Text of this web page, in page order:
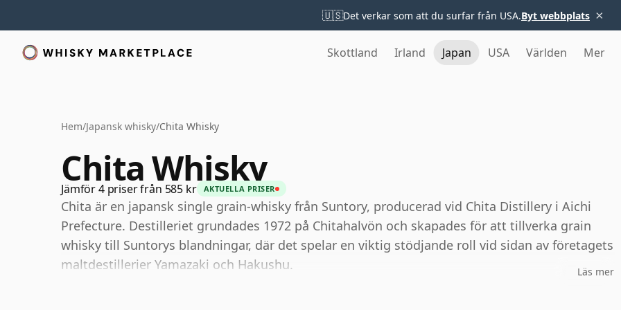
🇺🇸Det verkar som att du surfar från USA.Byt webbplats ×
Skottland Irland Japan USA Världen Mer
Hem/Japansk whisky/Chita Whisky
Chita Whisky
Jämför 4 priser från 585 kr AKTUELLA PRISER
Chita är en japansk single grain-whisky från Suntory, producerad vid Chita Distillery i Aichi
Prefecture. Destilleriet grundades 1972 på Chitahalvön och skapades för att tillverka grain
whisky till Suntorys blandningar, där det spelar en viktig stödjande roll vid sidan av företagets
maltdestillerier Yamazaki och Hakushu.
Läs mer